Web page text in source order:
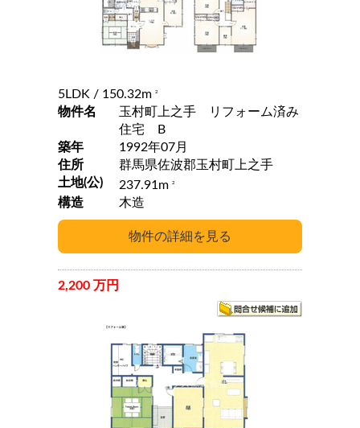
5LDK / 150.32m 2
物件名
玉村町上之手 リフォーム済み
住宅 B
築年
1992年07月
住所
群馬県佐波郡玉村町上之手
土地(公)
237.91m 2
構造 木造
2,200 万円